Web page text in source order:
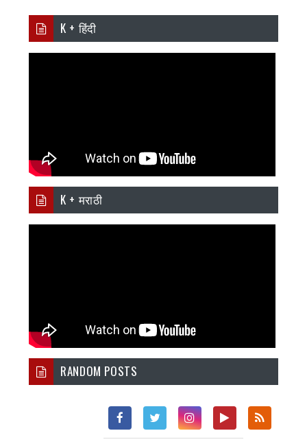
K + हिंदी
K + मराठी
RANDOM POSTS
Fac
Twi
Inst
You